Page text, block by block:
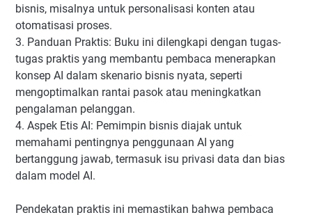
bisnis, misalnya untuk personalisasi konten atau
otomatisasi proses.
3. Panduan Praktis: Buku ini dilengkapi dengan tugas-
tugas praktis yang membantu pembaca menerapkan
konsep AI dalam skenario bisnis nyata, seperti
mengoptimalkan rantai pasok atau meningkatkan
pengalaman pelanggan.
4. Aspek Etis AI: Pemimpin bisnis diajak untuk
memahami pentingnya penggunaan AI yang
bertanggung jawab, termasuk isu privasi data dan bias
dalam model AI.
Pendekatan praktis ini memastikan bahwa pembaca